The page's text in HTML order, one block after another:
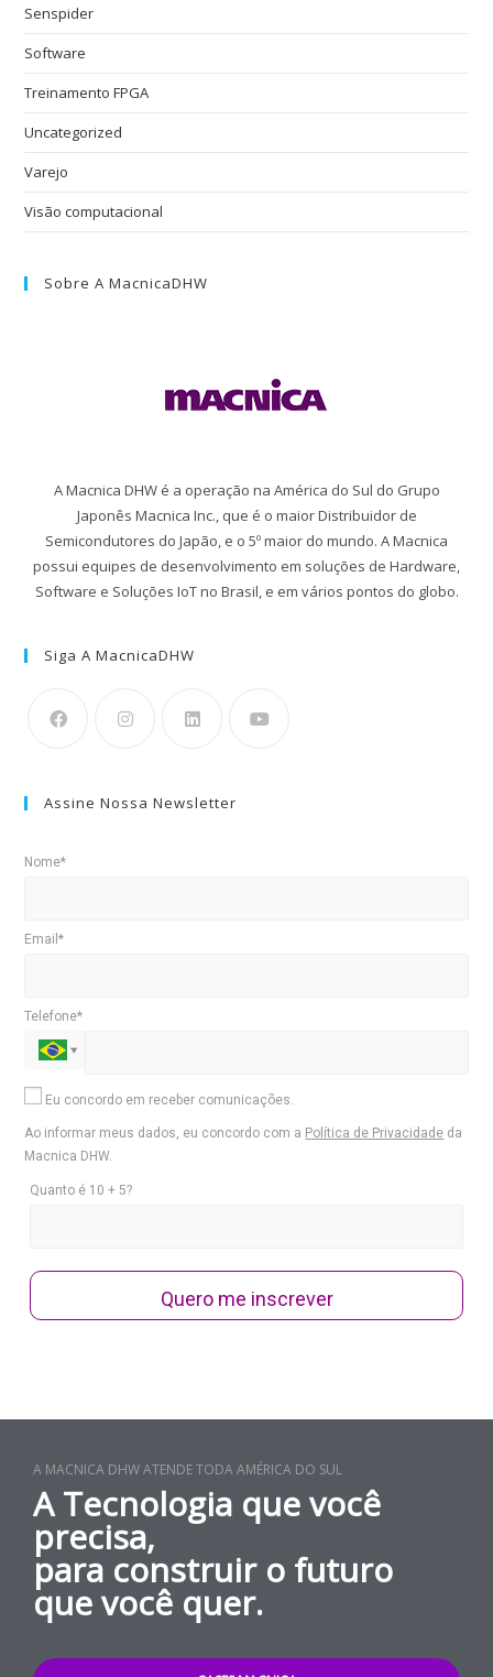
Senspider
Software
Treinamento FPGA
Uncategorized
Varejo
Visão computacional
Sobre A MacnicaDHW
A Macnica DHW é a operação na América do Sul do Grupo
Japonês Macnica Inc., que é o maior Distribuidor de
Semicondutores do Japão, e o 5º maior do mundo. A Macnica
possui equipes de desenvolvimento em soluções de Hardware,
Software e Soluções IoT no Brasil, e em vários pontos do globo.
Siga A MacnicaDHW
Assine Nossa Newsletter
Nome*
Email*
Telefone*
Eu concordo em receber comunicações.
Ao informar meus dados, eu concordo com a Política de Privacidade da
Macnica DHW.
Quanto é 10 + 5?
Quero me inscrever
A MACNICA DHW ATENDE TODA AMÉRICA DO SUL
A Tecnologia que você
precisa,
para construir o futuro
que você quer.